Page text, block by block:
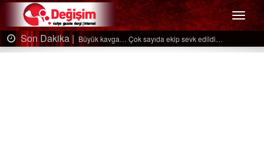
Menü
edildi… Son Dakika |Ağaçtan düştü…